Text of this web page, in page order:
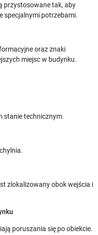
przystosowane tak, aby
specjalnymi potrzebami.
oraz znaki
miejsc w budynku.
stanie technicznym.
zlokalizowany obok wejścia i
poruszania się po obiekcie.